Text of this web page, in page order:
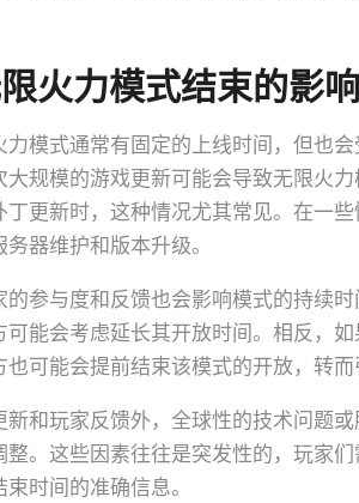
火力模式结束的影
力模式通常有固定的上线时间，但也
大规模的游戏更新可能会导致无限火
丁更新时，这种情况尤其常见。在一
器维护和版本升级。
的参与度和反馈也会影响模式的持续
可能会考虑延长其开放时间。相反，
也可能会提前结束该模式的开放，转而
新和玩家反馈外，全球性的技术问题
整。这些因素往往是突发性的，玩家
时间的准确信息。